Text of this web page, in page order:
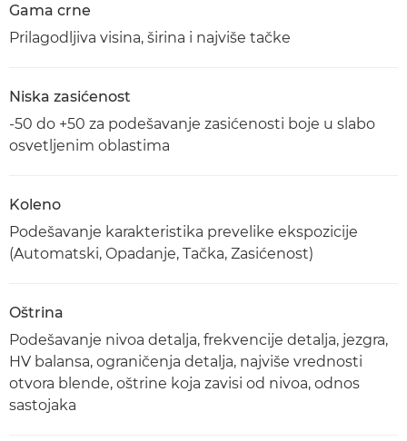
Gama crne
Prilagodljiva visina, širina i najviše tačke
Niska zasićenost
-50 do +50 za podešavanje zasićenosti boje u slabo
osvetljenim oblastima
Koleno
Podešavanje karakteristika prevelike ekspozicije
(Automatski, Opadanje, Tačka, Zasićenost)
Oštrina
Podešavanje nivoa detalja, frekvencije detalja, jezgra,
HV balansa, ograničenja detalja, najviše vrednosti
otvora blende, oštrine koja zavisi od nivoa, odnos
sastojaka